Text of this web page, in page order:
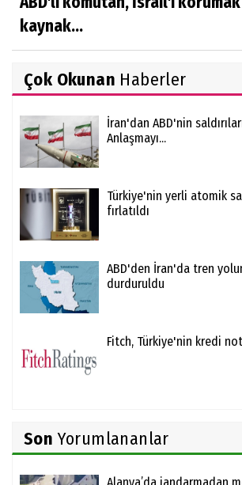
kaynak...
Çok Okunan Haberler
İran'dan ABD'nin
Anlaşmayı...
Türkiye'nin yerli atomik
fırlatıldı
ABD'den İran'da tren
durduruldu
Fitch, Türkiye'nin kredi
Son Yorumlananlar